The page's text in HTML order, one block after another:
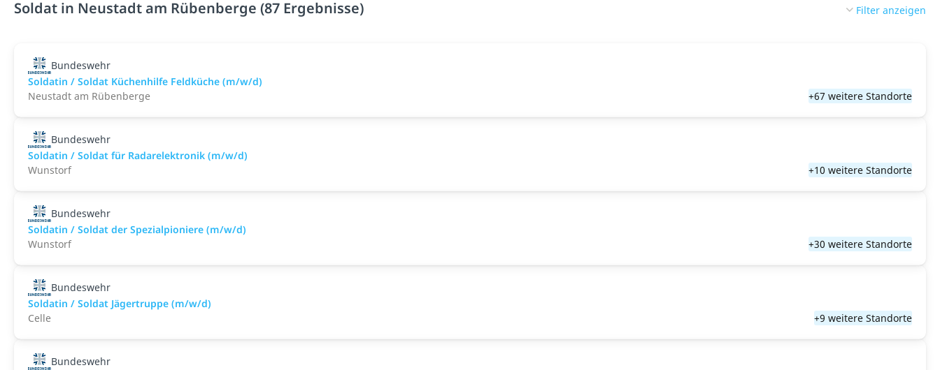
Soldat in Neustadt am Rübenberge (87 Ergebnisse) Filter anzeigen
Bundeswehr
Soldatin / Soldat Küchenhilfe Feldküche (m/w/d)
Neustadt am Rübenberge
+67 weitere Standorte
Bundeswehr
Soldatin / Soldat für Radarelektronik (m/w/d)
Wunstorf
+10 weitere Standorte
Bundeswehr
Soldatin / Soldat der Spezialpioniere (m/w/d)
Wunstorf
+30 weitere Standorte
Bundeswehr
Soldatin / Soldat Jägertruppe (m/w/d)
Celle
+9 weitere Standorte
Bundeswehr